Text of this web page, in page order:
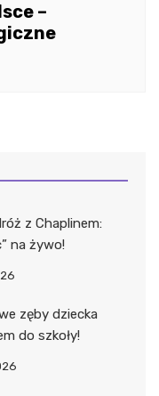
–
z Chaplinem:
na żywo!
zęby dziecka
do szkoły!